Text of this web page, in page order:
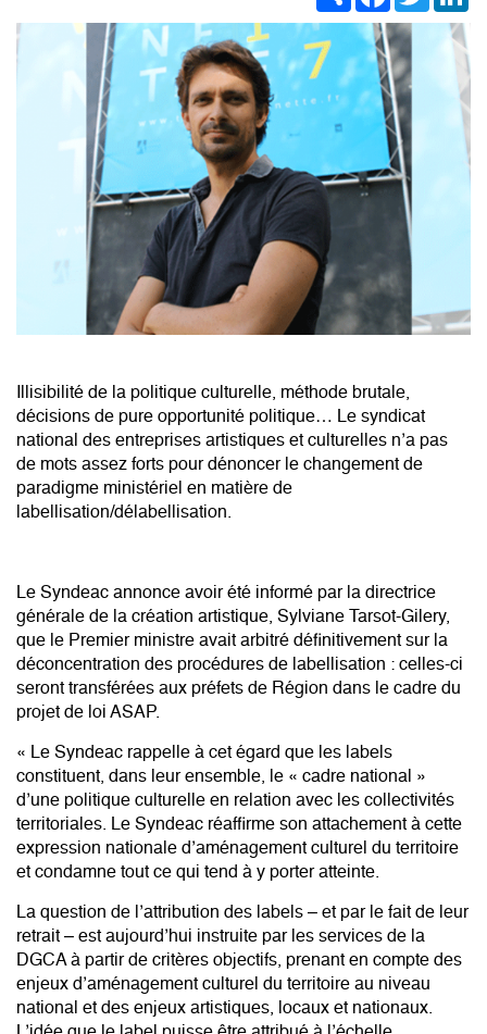
Illisibilité de la politique culturelle, méthode brutale,
décisions de pure opportunité politique… Le syndicat
national des entreprises artistiques et culturelles n’a pas
de mots assez forts pour dénoncer le changement de
paradigme ministériel en matière de
labellisation/délabellisation.
Le Syndeac annonce avoir été informé par la directrice
générale de la création artistique, Sylviane Tarsot-Gilery,
que le Premier ministre avait arbitré définitivement sur la
déconcentration des procédures de labellisation : celles-ci
seront transférées aux préfets de Région dans le cadre du
projet de loi ASAP.
« Le Syndeac rappelle à cet égard que les labels
constituent, dans leur ensemble, le « cadre national »
d’une politique culturelle en relation avec les collectivités
territoriales. Le Syndeac réaffirme son attachement à cette
expression nationale d’aménagement culturel du territoire
et condamne tout ce qui tend à y porter atteinte.
La question de l’attribution des labels – et par le fait de leur
retrait – est aujourd’hui instruite par les services de la
DGCA à partir de critères objectifs, prenant en compte des
enjeux d’aménagement culturel du territoire au niveau
national et des enjeux artistiques, locaux et nationaux.